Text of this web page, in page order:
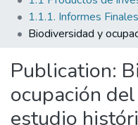
All of DSpace
Statistics
Publication:
ocupación
estudio